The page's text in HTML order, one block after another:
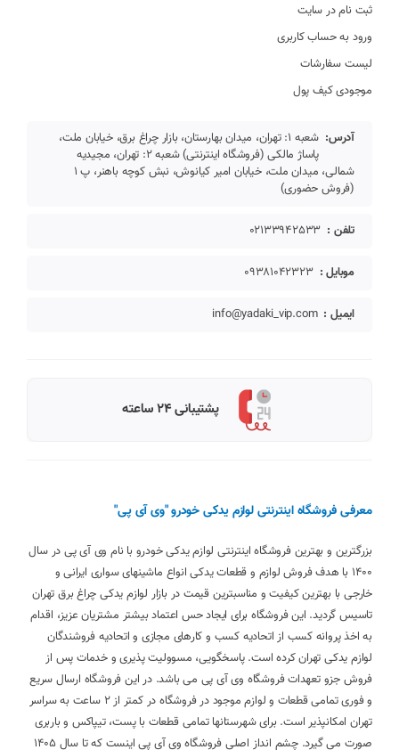
ثبت نام در سایت
ورود به حساب کاربری
لیست سفارشات
موجودی کیف پول
آدرس:
شعبه 1: تهران، میدان بهارستان، بازار چراغ برق، خیابان ملت،
پاساژ مالکی (فروشگاه اینترنتی) شعبه 2: تهران، مجیدیه
شمالی، میدان ملت، خیابان امیر کیانوش، نبش کوچه باهنر، پ 1
(فروش حضوری)
تلفن : 02133942533
موبایل : 09381042323
ایمیل : info@yadaki_vip.com
پشتیبانی 24 ساعته
معرفی فروشگاه اینترنتی لوازم یدکی خودرو "وی آی پی"
بزرگترین و بهترین فروشگاه اینترنتی لوازم یدکی خودرو با نام وی آی پی در سال
1400 با هدف فروش لوازم و قطعات یدکی انواع ماشینهای سواری ایرانی و
خارجی با بهترین کیفیت و مناسبترین قیمت در بازار لوازم یدکی چراغ برق تهران
تاسیس گردید. این فروشگاه برای ایجاد حس اعتماد بیشتر مشتریان عزیز، اقدام
به اخذ پروانه کسب از اتحادیه کسب و کارهای مجازی و اتحادیه فروشندگان
لوازم یدکی تهران کرده است. پاسخگویی، مسوولیت پذیری و خدمات پس از
فروش جزو تعهدات فروشگاه وی آی پی می باشد. در این فروشگاه ارسال سریع
و فوری تمامی قطعات و لوازم موجود در فروشگاه در کمتر از 2 ساعت به سراسر
تهران امکانپذیر است. برای شهرستانها تمامی قطعات با پست، تیپاکس و باربری
صورت می گیرد. چشم انداز اصلی فروشگاه وی آی پی اینست که تا سال 1405